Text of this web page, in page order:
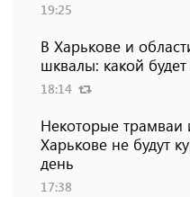
19:25
В Харькове и
шквалы: какой
18:14
Некоторые трамваи
Харькове не будут
день
17:38